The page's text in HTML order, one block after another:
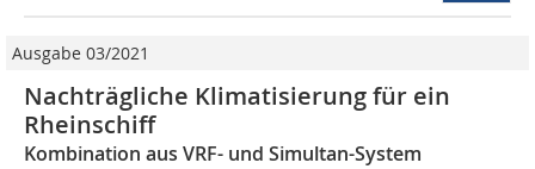
Ausgabe 03/2021
Nachträgliche Klimatisierung für ein
Rheinschiff
Kombination aus VRF- und Simultan-System